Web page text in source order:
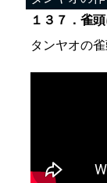
１３７．雀
タンヤオの